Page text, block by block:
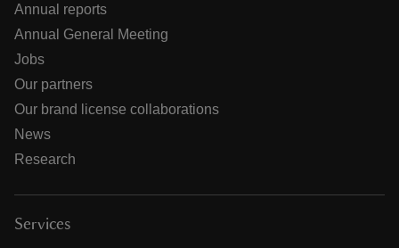
Annual reports
Annual General Meeting
Jobs
Our partners
Our brand license collaborations
News
Research
Services